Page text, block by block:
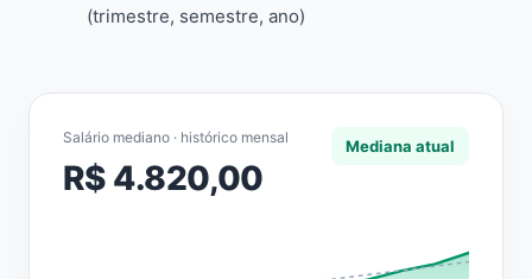
(trimestre, semestre, ano)
Salário mediano · histórico mensal
R$ 4.820,00
Mediana atual